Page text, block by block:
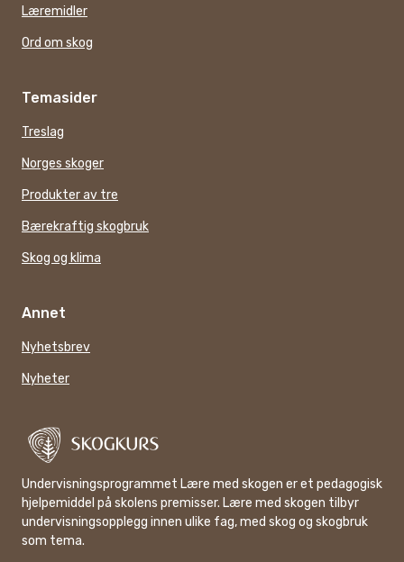
Læremidler
Ord om skog
Temasider
Treslag
Norges skoger
Produkter av tre
Bærekraftig skogbruk
Skog og klima
Annet
Nyhetsbrev
Nyheter
Undervisningsprogrammet Lære med skogen er et pedagogisk
hjelpemiddel på skolens premisser. Lære med skogen tilbyr
undervisningsopplegg innen ulike fag, med skog og skogbruk
som tema.